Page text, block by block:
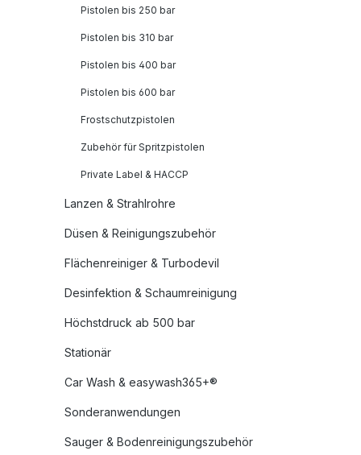
Pistolen bis 250 bar
Pistolen bis 310 bar
Pistolen bis 400 bar
Pistolen bis 600 bar
Frostschutzpistolen
Zubehör für Spritzpistolen
Private Label & HACCP
Lanzen & Strahlrohre
Düsen & Reinigungszubehör
Flächenreiniger & Turbodevil
Desinfektion & Schaumreinigung
Höchstdruck ab 500 bar
Stationär
Car Wash & easywash365+®
Sonderanwendungen
Sauger & Bodenreinigungszubehör